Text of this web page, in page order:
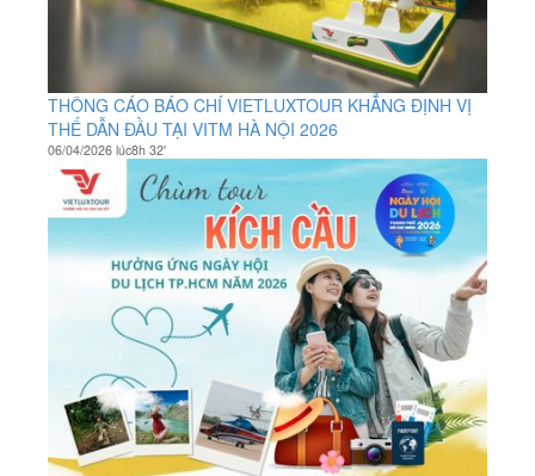
THÔNG CÁO BÁO CHÍ VIETLUXTOUR KHẲNG ĐỊNH VỊ
THẾ DẪN ĐẦU TẠI VITM HÀ NỘI 2026
06/04/2026 lúc8h 32'